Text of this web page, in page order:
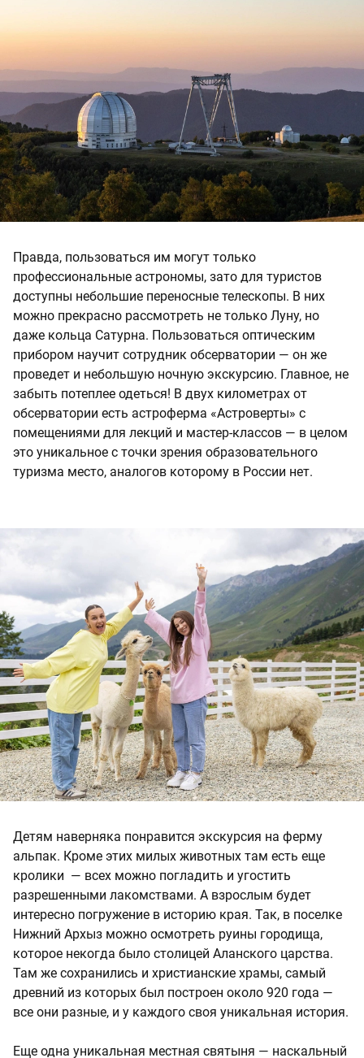
Правда, пользоваться им могут только
профессиональные астрономы, зато для туристов
доступны небольшие переносные телескопы. В них
можно прекрасно рассмотреть не только Луну, но
даже кольца Сатурна. Пользоваться оптическим
прибором научит сотрудник обсерватории — он же
проведет и небольшую ночную экскурсию. Главное, не
забыть потеплее одеться! В двух километрах от
обсерватории есть астроферма «Астроверты» с
помещениями для лекций и мастер-классов — в целом
это уникальное с точки зрения образовательного
туризма место, аналогов которому в России нет.
Детям наверняка понравится экскурсия на ферму
альпак. Кроме этих милых животных там есть еще
кролики — всех можно погладить и угостить
разрешенными лакомствами. А взрослым будет
интересно погружение в историю края. Так, в поселке
Нижний Архыз можно осмотреть руины городища,
которое некогда было столицей Аланского царства.
Там же сохранились и христианские храмы, самый
древний из которых был построен около 920 года —
все они разные, и у каждого своя уникальная история.
Еще одна уникальная местная святыня — наскальный